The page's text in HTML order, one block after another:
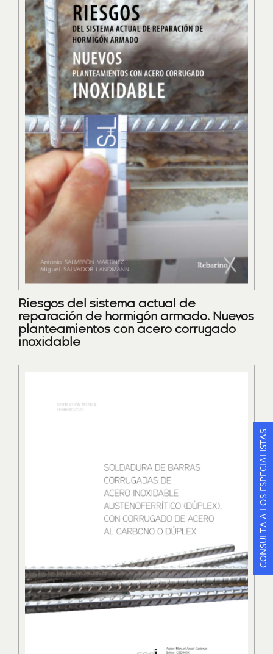
Riesgos del sistema actual de
reparación de hormigón armado. Nuevos
planteamientos con acero corrugado
inoxidable
CONSULTA A LOS ESPECIALISTAS